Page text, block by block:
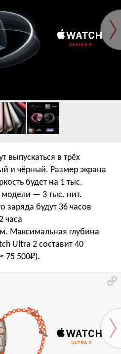
выпускаться в трёх
и чёрный. Размер экрана
будет на 1 тыс.
— 3 тыс. нит.
заряда будут 36 часов
часа
Максимальная глубина
Ultra 2 составит 40
75 500₽).